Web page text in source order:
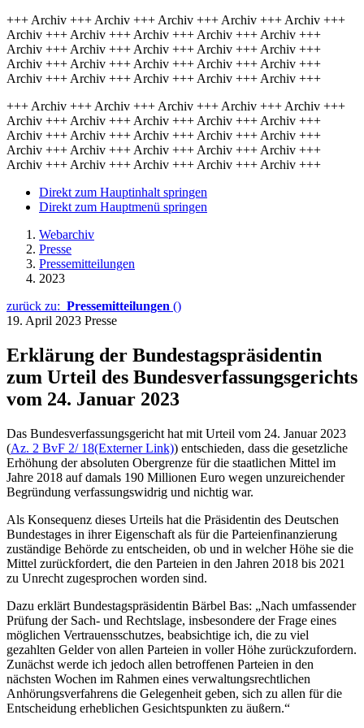
+++ Archiv +++ Archiv +++ Archiv +++ Archiv +++ Archiv +++
Archiv +++ Archiv +++ Archiv +++ Archiv +++ Archiv +++
Archiv +++ Archiv +++ Archiv +++ Archiv +++ Archiv +++
Archiv +++ Archiv +++ Archiv +++ Archiv +++ Archiv +++
Archiv +++ Archiv +++ Archiv +++ Archiv +++ Archiv +++
+++ Archiv +++ Archiv +++ Archiv +++ Archiv +++ Archiv +++
Archiv +++ Archiv +++ Archiv +++ Archiv +++ Archiv +++
Archiv +++ Archiv +++ Archiv +++ Archiv +++ Archiv +++
Archiv +++ Archiv +++ Archiv +++ Archiv +++ Archiv +++
Archiv +++ Archiv +++ Archiv +++ Archiv +++ Archiv +++
Direkt zum Hauptinhalt springen
Direkt zum Hauptmenü springen
Webarchiv
Presse
Pressemitteilungen
2023
zurück zu: Pressemitteilungen ()
19. April 2023 Presse
Erklärung der Bundestagspräsidentin
zum Urteil des Bundesverfassungsgerichts
vom 24. Januar 2023
Das Bundesverfassungsgericht hat mit Urteil vom 24. Januar 2023
(Az. 2 BvF 2/ 18(Externer Link)) entschieden, dass die gesetzliche
Erhöhung der absoluten Obergrenze für die staatlichen Mittel im
Jahre 2018 auf damals 190 Millionen Euro wegen unzureichender
Begründung verfassungswidrig und nichtig war.
Als Konsequenz dieses Urteils hat die Präsidentin des Deutschen
Bundestages in ihrer Eigenschaft als für die Parteienfinanzierung
zuständige Behörde zu entscheiden, ob und in welcher Höhe sie die
Mittel zurückfordert, die den Parteien in den Jahren 2018 bis 2021
zu Unrecht zugesprochen worden sind.
Dazu erklärt Bundestagspräsidentin Bärbel Bas: „Nach umfassender
Prüfung der Sach- und Rechtslage, insbesondere der Frage eines
möglichen Vertrauensschutzes, beabsichtige ich, die zu viel
gezahlten Gelder von allen Parteien in voller Höhe zurückzufordern.
Zunächst werde ich jedoch allen betroffenen Parteien in den
nächsten Wochen im Rahmen eines verwaltungsrechtlichen
Anhörungsverfahrens die Gelegenheit geben, sich zu allen für die
Entscheidung erheblichen Gesichtspunkten zu äußern.“